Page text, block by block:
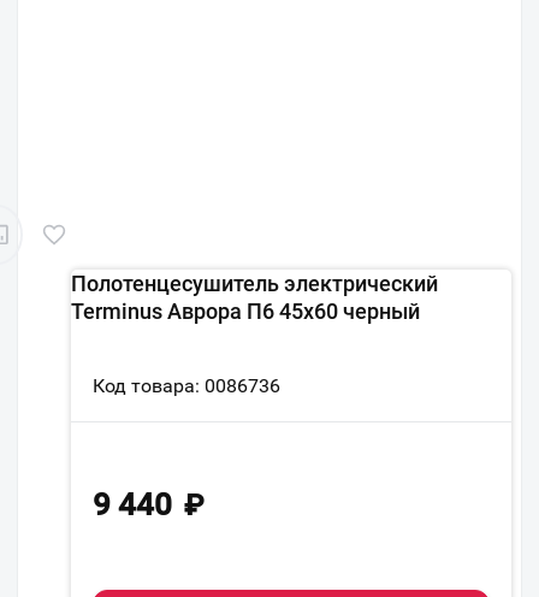
Полотенцесушитель электрический
Terminus Аврора П6 45х60 черный
Код товара: 0086736
9 440 ₽